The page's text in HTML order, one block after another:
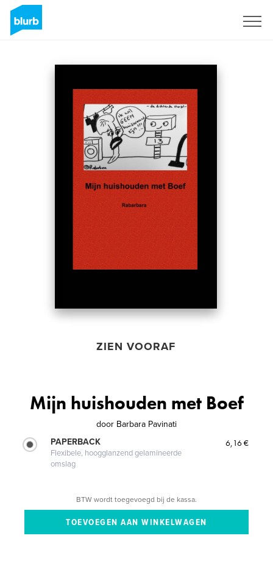
ZIEN VOORAF
Mijn huishouden met Boef
door Barbara Pavinati
PAPERBACK
Flexibele, hoogglanzend gelamineerde
omslag
6,16 €
BTW wordt toegevoegd bij de kassa.